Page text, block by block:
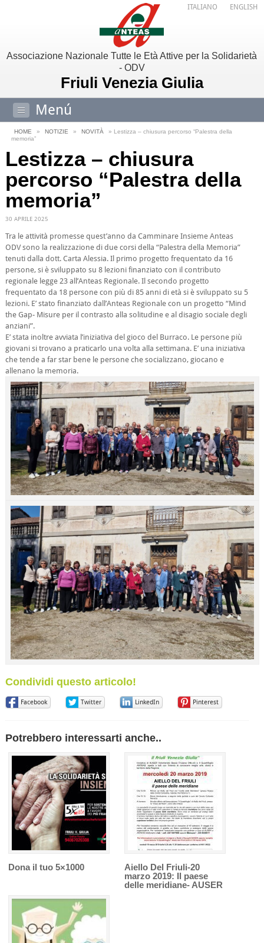
Associazione Nazionale Tutte le Età Attive per la Solidarietà
- ODV
Friuli Venezia Giulia
Menú
ITALIANO ENGLISH
HOME » NOTIZIE » NOVITÀ
» Lestizza – chiusura percorso “Palestra della
memoria”
Lestizza – chiusura
percorso “Palestra della
memoria”
30 APRILE 2025
Tra le attività promesse quest’anno da Camminare Insieme Anteas
ODV sono la realizzazione di due corsi della “Palestra della Memoria”
tenuti dalla dott. Carta Alessia. Il primo progetto frequentato da 16
persone, si è sviluppato su 8 lezioni finanziato con il contributo
regionale legge 23 all’Anteas Regionale. Il secondo progetto
frequentato da 18 persone con più di 85 anni di età si è sviluppato su 5
lezioni. E’ stato finanziato dall’Anteas Regionale con un progetto “Mind
the Gap- Misure per il contrasto alla solitudine e al disagio sociale degli
anziani”.
E’ stata inoltre avviata l’iniziativa del gioco del Burraco. Le persone più
giovani si trovano a praticarlo una volta alla settimana. E’ una iniziativa
che tende a far star bene le persone che socializzano, giocano e
allenano la memoria.
Condividi questo articolo!
Facebook Twitter LinkedIn Pinterest
Potrebbero interessarti anche..
Dona il tuo 5×1000
Aiello Del Friuli-20
marzo 2019: Il paese
delle meridiane- AUSER